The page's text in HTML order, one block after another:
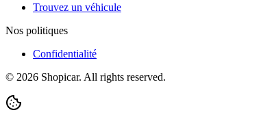
Trouvez un véhicule
Nos politiques
Confidentialité
© 2026 Shopicar. All rights reserved.